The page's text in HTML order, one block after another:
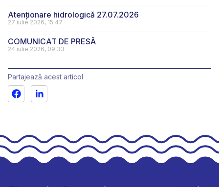
Atenționare hidrologică 27.07.2026
27 iulie 2026, 15:47
COMUNICAT DE PRESĂ
24 iulie 2026, 09:33
Partajează acest articol